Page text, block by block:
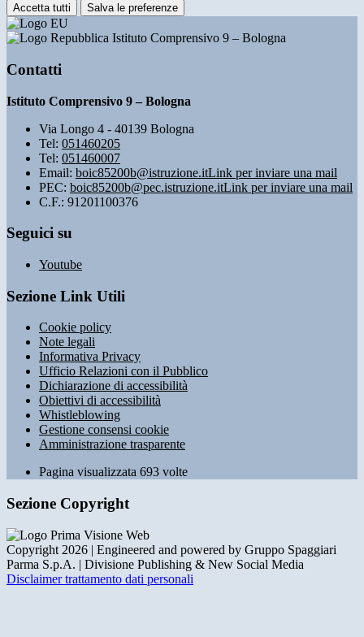
Accetta tutti Salva le preferenze
Istituto Comprensivo 9 – Bologna
Contatti
Istituto Comprensivo 9 – Bologna
Via Longo 4 - 40139 Bologna
Tel: 051460205
Tel: 051460007
Email: boic85200b@istruzione.itLink per inviare una mail
PEC: boic85200b@pec.istruzione.itLink per inviare una mail
C.F.: 91201100376
Seguici su
Youtube
Sezione Link Utili
Cookie policy
Note legali
Informativa Privacy
Ufficio Relazioni con il Pubblico
Dichiarazione di accessibilità
Obiettivi di accessibilità
Whistleblowing
Gestione consensi cookie
Amministrazione trasparente
Pagina visualizzata 693 volte
Sezione Copyright
Copyright 2026 | Engineered and powered by Gruppo Spaggiari
Parma S.p.A. | Divisione Publishing & New Social Media
Disclaimer trattamento dati personali